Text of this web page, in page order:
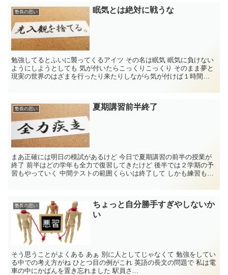
塾長の思い 眠気とは絶対に戦うな
勉強してるとふいに襲ってくるアイツ その名は眠気 眠気に負けない
ようにしようとしても 気が付いたらこっくりこっくり そのまま夢と
現実の世界のはざまを行ったり来たりしながら気が付けば１時間
塾長の思い 夏期講習前半終了
まあ正確には明日の模試があるけど 今日で夏期講習の前半の授業が
終了 前半はどの学年も全力で復習してきたけど 後半では２学期の予
習もやっていく 中間テストの範囲くらいは終了して しかも練習も
塾長の思い
ちょっと自分勝手すぎやしないか
い
そう思うことがよくある あぁ 別に人としてじゃなくて 勉強をしてい
る中での考え方がね ひとつ目の例がこれ 英語の長文の問題で 私は電
車の中にかばんを置き忘れました 駅員さ...